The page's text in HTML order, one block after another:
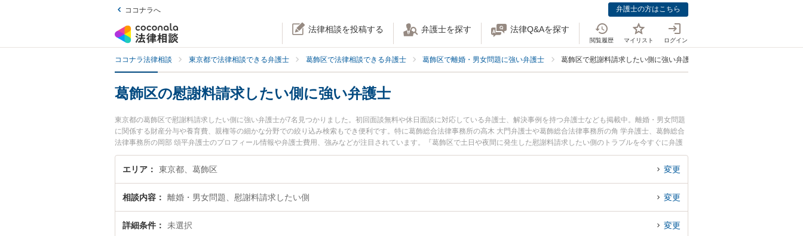
ココナラへ 弁護士の方はこちら
法律相談を投稿する 弁護士を探す 法律Q&Aを探す
閲覧履歴 マイリスト ログイン
ココナラ法律相談 東京都で法律相談できる弁護士 葛飾区で法律相談できる弁護士 葛飾区で離婚・男女問題に強い弁護士 葛飾区で慰謝料請求したい側に強い弁護士
葛飾区の慰謝料請求したい側に強い弁護士
東京都の葛飾区で慰謝料請求したい側に強い弁護士が7名見つかりました。初回面談無料や休日面談に対応している弁護士、解決事例を持つ弁護士なども掲載中。離婚・男女問題
に関係する財産分与や養育費、親権等の細かな分野での絞り込み検索もでき便利です。特に葛飾総合法律事務所の高木 大門弁護士や葛飾総合法律事務所の角 学弁護士、葛飾総合
法律事務所の岡部 頌平弁護士のプロフィール情報や弁護士費用、強みなどが注目されています。『葛飾区で土日や夜間に発生した慰謝料請求したい側のトラブルを今すぐに弁護
士に相談したい』『慰謝料請求したい側のトラブル解決の実績豊富な近くの弁護士を検索したい』『初回相談無料で慰謝料請求したい側を法律相談できる葛飾区内の弁護士に相談
予約したい』などでお困りの相談者さんにおすすめです。
エリア 東京都、葛飾区 変更
相談内容 離婚・男女問題、慰謝料請求したい側 変更
詳細条件 未選択 変更